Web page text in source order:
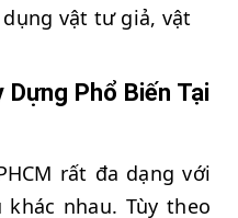
vật tư giả, vật
Dựng Phổ Biến Tại
rất đa dạng với
nhau. Tùy theo